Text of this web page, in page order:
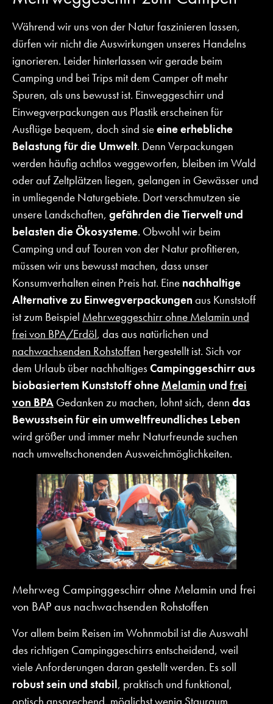
Während wir uns von der Natur faszinieren lassen,
dürfen wir nicht die Auswirkungen unseres Handelns
ignorieren. Leider hinterlassen wir gerade beim
Camping und bei Trips mit dem Camper oft mehr
Spuren, als uns bewusst ist. Einweggeschirr und
Einwegverpackungen aus Plastik erscheinen für
Ausflüge bequem, doch sind sieeine erhebliche
Belastung für die Umwelt. Denn Verpackungen
werden häufig achtlos weggeworfen, bleiben im Wald
oder auf Zeltplätzen liegen, gelangen in Gewässer und
in umliegende Naturgebiete. Dort verschmutzen sie
unsere Landschaften, gefährden die Tierwelt und
belasten die Ökosysteme. Obwohl wir beim
Camping und auf Touren von der Natur profitieren,
müssen wir uns bewusst machen, dass unser
Konsumverhalten einen Preis hat. Eine nachhaltige
Alternative zu Einwegverpackungen aus Kunststoff
ist zum Beispiel Mehrweggeschirr ohne Melamin und
frei von BPA/Erdöl, das aus natürlichen und
nachwachsenden Rohstoffen hergestellt ist. Sich vor
dem Urlaub über nachhaltigesCampinggeschirr aus
biobasiertem Kunststoff ohneMelamin und frei
von BPA Gedanken zu machen, lohnt sich, denn das
Bewusstsein für ein umweltfreundliches Leben
wird größer und immer mehr Naturfreunde suchen
nach umweltschonenden Ausweichmöglichkeiten.
Mehrweg Campinggeschirr ohne Melamin und frei
von BAP aus nachwachsenden Rohstoffen
Vor allem beim Reisen im Wohnmobil ist die Auswahl
des richtigen Campinggeschirrs entscheidend, weil
viele Anforderungen daran gestellt werden. Es soll
robust sein und stabil, praktisch und funktional,